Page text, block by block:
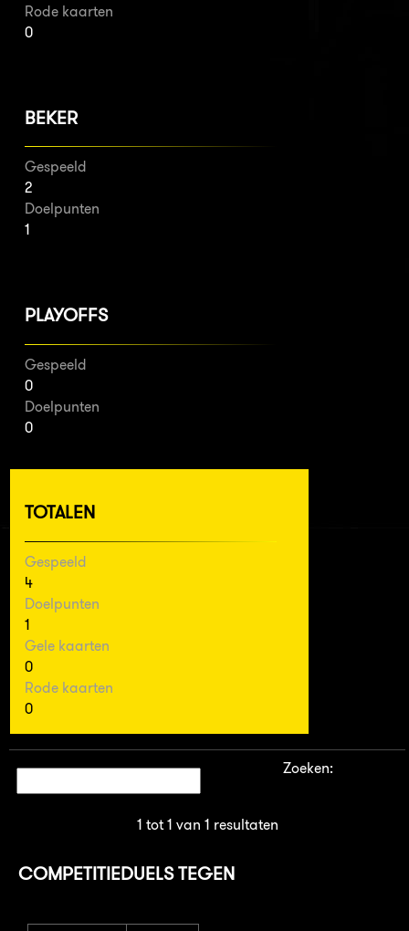
Rode kaarten
0
BEKER
Gespeeld
2
Doelpunten
1
PLAYOFFS
Gespeeld
0
Doelpunten
0
TOTALEN
Gespeeld
4
Doelpunten
1
Gele kaarten
0
Rode kaarten
0
Zoeken:
1 tot 1 van 1 resultaten
COMPETITIEDUELS TEGEN